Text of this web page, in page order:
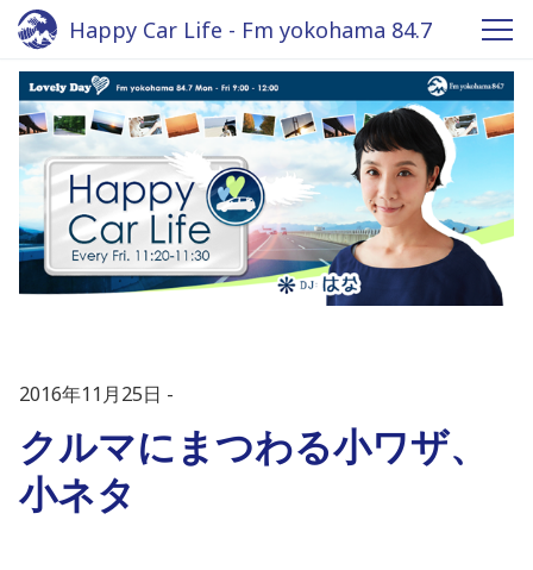
Happy Car Life - Fm yokohama 84.7
2016年11月25日
クルマにまつわる小ワザ、
小ネタ